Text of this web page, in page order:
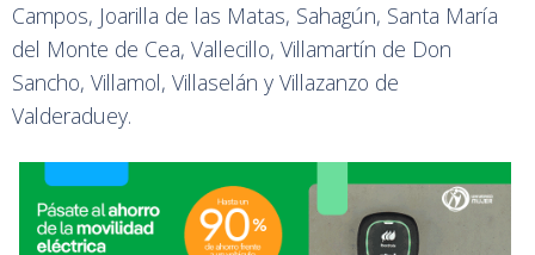
Campos, Joarilla de las Matas, Sahagún, Santa María
del Monte de Cea, Vallecillo, Villamartín de Don
Sancho, Villamol, Villaselán y Villazanzo de
Valderaduey.